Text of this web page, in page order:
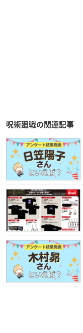
呪術廻戦の関連記事